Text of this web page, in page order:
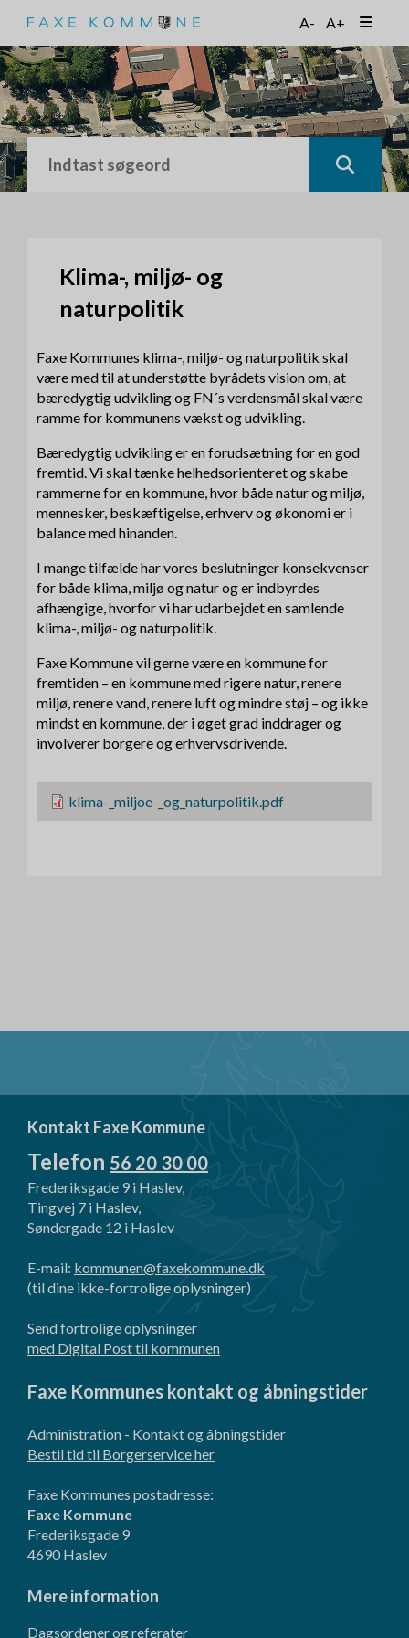
t
i
l
h
o
v
e
d
A- A+
Klima-, miljø- og
naturpolitik
Faxe Kommunes klima-, miljø- og naturpolitik skal
være med til at understøtte byrådets vision om, at
bæredygtig udvikling og FN´s verdensmål skal være
ramme for kommunens vækst og udvikling.
Bæredygtig udvikling er en forudsætning for en god
fremtid. Vi skal tænke helhedsorienteret og skabe
rammerne for en kommune, hvor både natur og miljø,
mennesker, beskæftigelse, erhverv og økonomi er i
balance med hinanden.
I mange tilfælde har vores beslutninger konsekvenser
for både klima, miljø og natur og er indbyrdes
afhængige, hvorfor vi har udarbejdet en samlende
klima-, miljø- og naturpolitik.
Faxe Kommune vil gerne være en kommune for
fremtiden – en kommune med rigere natur, renere
miljø, renere vand, renere luft og mindre støj – og ikke
mindst en kommune, der i øget grad inddrager og
involverer borgere og erhvervsdrivende.
i
klima-_miljoe-_og_naturpolitik.pdf
Kontakt Faxe Kommune
Telefon 56 20 30 00
Frederiksgade 9 i Haslev,
Tingvej 7 i Haslev,
Søndergade 12 i Haslev
E-mail: kommunen@faxekommune.dk
(til dine ikke-fortrolige oplysninger)
Send fortrolige oplysninger
med Digital Post til kommunen
Faxe Kommunes kontakt og åbningstider
Administration - Kontakt og åbningstider
Bestil tid til Borgerservice her
Faxe Kommunes postadresse:
Faxe Kommune
Frederiksgade 9
4690 Haslev
Mere information
Dagsordener og referater